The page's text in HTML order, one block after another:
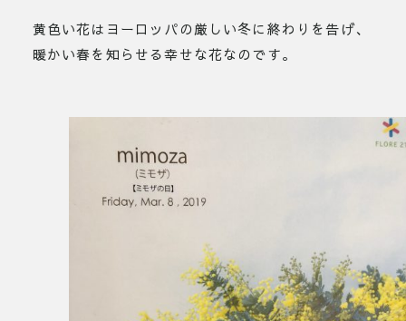
黄色い花はヨーロッパの厳しい冬に終わりを告げ、
暖かい春を知らせる幸せな花なのです。